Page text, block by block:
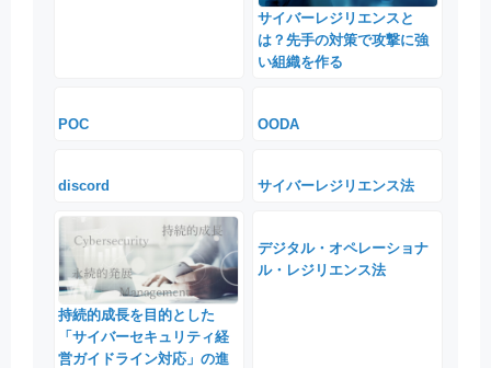
サイバーレジリエンスと
は？先手の対策で攻撃に強
い組織を作る
POC OODA
discord サイバーレジリエンス法
持続的成長を目的とした
「サイバーセキュリティ経
営ガイドライン対応」の進
デジタル・オペレーショナ
ル・レジリエンス法